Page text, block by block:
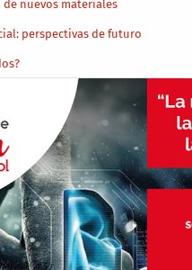
nuevos materiales
perspectivas de futuro